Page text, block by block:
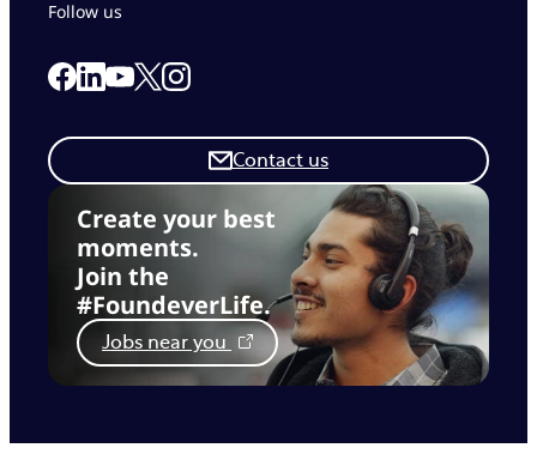
Create your best
moments.
Join the
#FoundeverLife.
Jobs near you
Contact us
Follow us
Link to our Facebook page
Link to our Linkedin page
Link to our Youtube page
Link to our X page
Link to our Instagram page